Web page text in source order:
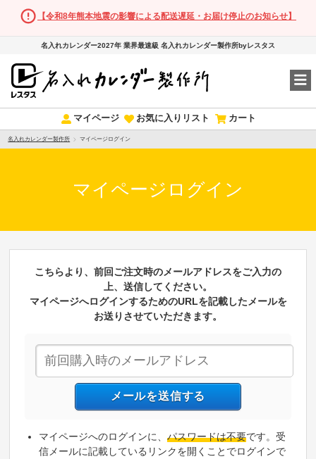
【令和8年熊本地震の影響による配送遅延・お届け停止のお知らせ】
名入れカレンダー2027年 業界最速級 名入れカレンダー製作所byレスタス
マイページ お気に入りリスト カート
名入れカレンダー製作所 マイページログイン
マイページログイン
こちらより、前回ご注文時のメールアドレスをご入力の
上、送信してください。
マイページへログインするためのURLを記載したメールを
お送りさせていただきます。
マイページへのログインに、パスワードは不要です。受
信メールに記載しているリンクを開くことでログインで